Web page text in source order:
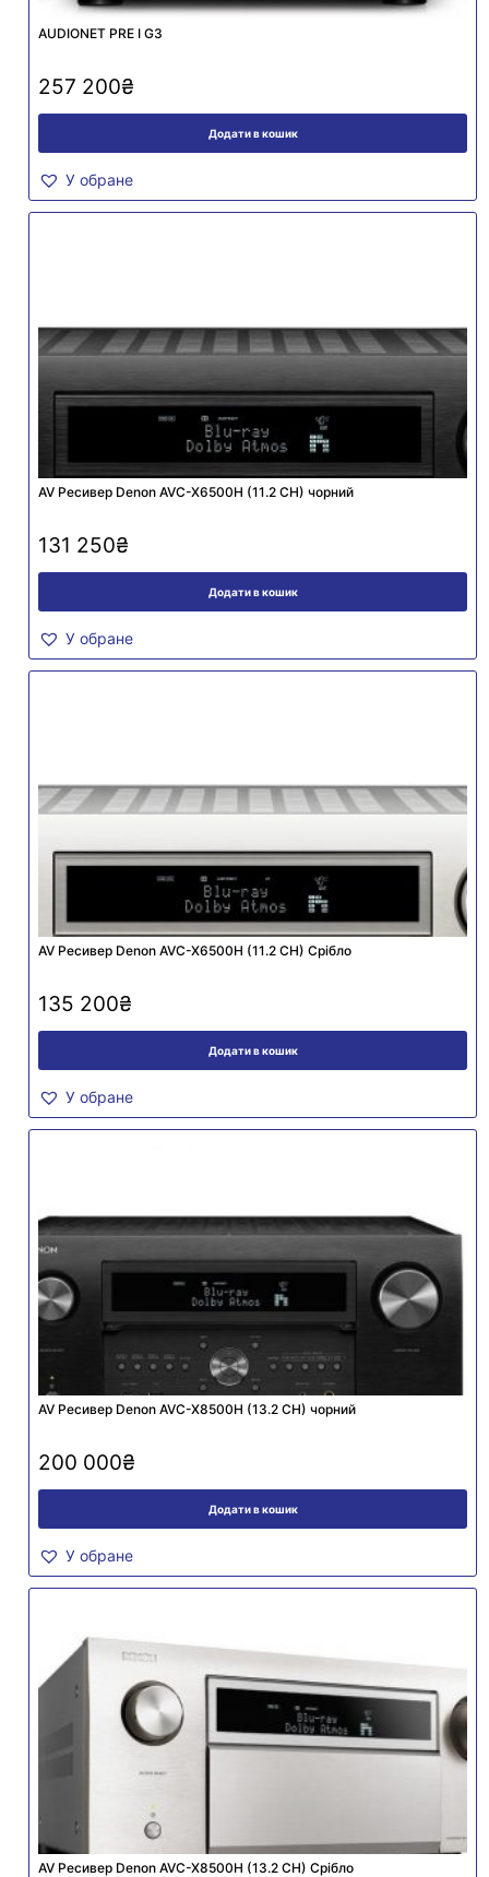
AUDIONET PRE I G3
257 200₴
Додати в кошик
У обране
AV Ресивер Denon AVC-X6500H (11.2 СH) чорний
131 250₴
Додати в кошик
У обране
AV Ресивер Denon AVC-X6500H (11.2 СH) Срібло
135 200₴
Додати в кошик
У обране
AV Ресивер Denon AVC-X8500H (13.2 СH) чорний
200 000₴
Додати в кошик
У обране
AV Ресивер Denon AVC-X8500H (13.2 СH) Срібло